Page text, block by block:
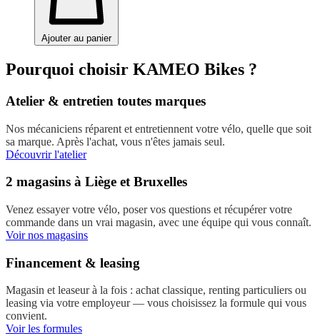
Ajouter au panier
Pourquoi choisir KAMEO Bikes ?
Atelier & entretien toutes marques
Nos mécaniciens réparent et entretiennent votre vélo, quelle que soit
sa marque. Après l'achat, vous n'êtes jamais seul.
Découvrir l'atelier
2 magasins à Liège et Bruxelles
Venez essayer votre vélo, poser vos questions et récupérer votre
commande dans un vrai magasin, avec une équipe qui vous connaît.
Voir nos magasins
Financement & leasing
Magasin et leaseur à la fois : achat classique, renting particuliers ou
leasing via votre employeur — vous choisissez la formule qui vous
convient.
Voir les formules